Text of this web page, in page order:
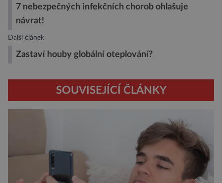
7 nebezpečných infekčních chorob ohlašuje
návrat!
Další článek
Zastaví houby globální oteplování?
SOUVISEJÍCÍ ČLÁNKY